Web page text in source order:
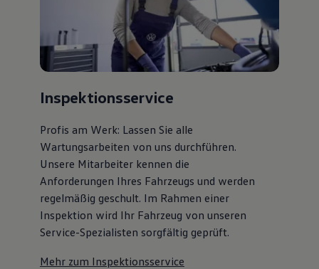
Inspektionsservice
Profis am Werk: Lassen Sie alle
Wartungsarbeiten von uns durchführen.
Unsere Mitarbeiter kennen die
Anforderungen Ihres Fahrzeugs und werden
regelmäßig geschult. Im Rahmen einer
Inspektion wird Ihr Fahrzeug von unseren
Service-Spezialisten sorgfältig geprüft.
Mehr zum Inspektionsservice